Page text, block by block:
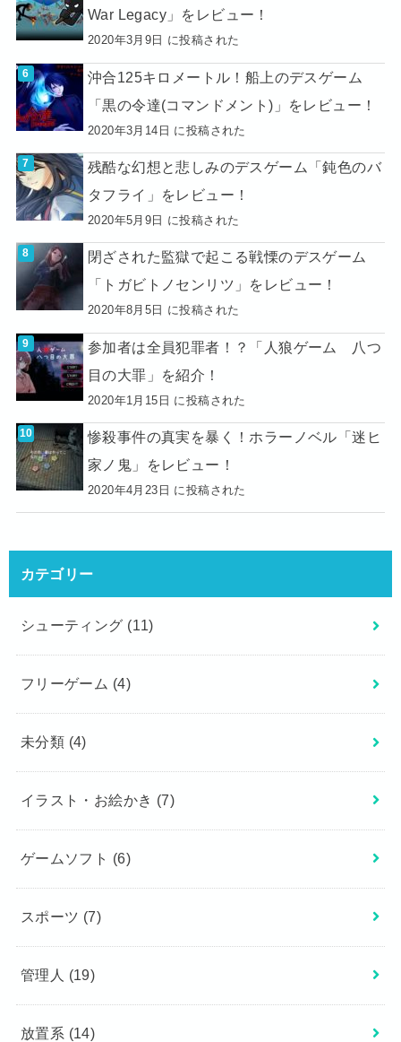
War Legacy」をレビュー！
2020年3月9日 に投稿された
沖合125キロメートル！船上のデスゲーム
「黒の令達(コマンドメント)」をレビュー！
2020年3月14日 に投稿された
残酷な幻想と悲しみのデスゲーム「鈍色のバ
タフライ」をレビュー！
2020年5月9日 に投稿された
閉ざされた監獄で起こる戦慄のデスゲーム
「トガビトノセンリツ」をレビュー！
2020年8月5日 に投稿された
参加者は全員犯罪者！？「人狼ゲーム 八つ
目の大罪」を紹介！
2020年1月15日 に投稿された
惨殺事件の真実を暴く！ホラーノベル「迷ヒ
家ノ鬼」をレビュー！
2020年4月23日 に投稿された
カテゴリー
シューティング (11)
フリーゲーム (4)
未分類 (4)
イラスト・お絵かき (7)
ゲームソフト (6)
スポーツ (7)
管理人 (19)
放置系 (14)